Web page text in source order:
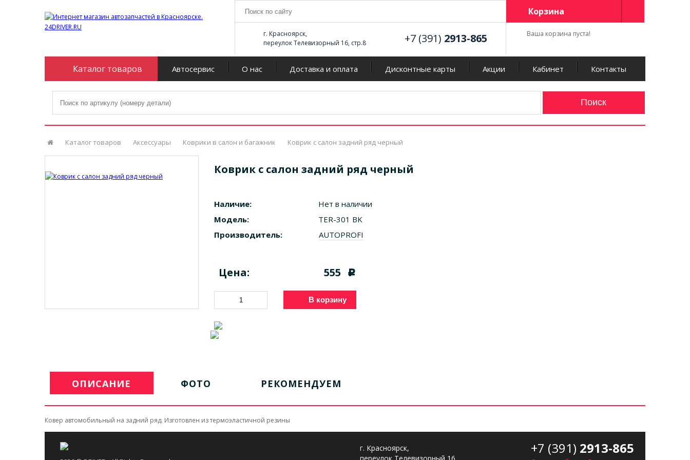
г. Красноярск,
переулок Телевизорный 16, стр.8
+7 (391) 2913-865
Корзина
Ваша корзина пуста!
Каталог товаров Автосервис О нас Доставка и оплата Дисконтные карты Акции Кабинет Контакты
Каталог товаров Аксессуары Коврики в салон и багажник Коврик с салон задний ряд черный
Коврик с салон задний ряд черный
Наличие:
Нет в наличии
Модель:
TER-301 BK
Производитель:
AUTOPROFI
Цена: 555 c
В корзину
ОПИСАНИЕ ФОТО РЕКОМЕНДУЕМ
Ковер автомобильный на задний ряд. Изготовлен из термоэластичной резины
г. Красноярск,
+7 (391) 2913-865